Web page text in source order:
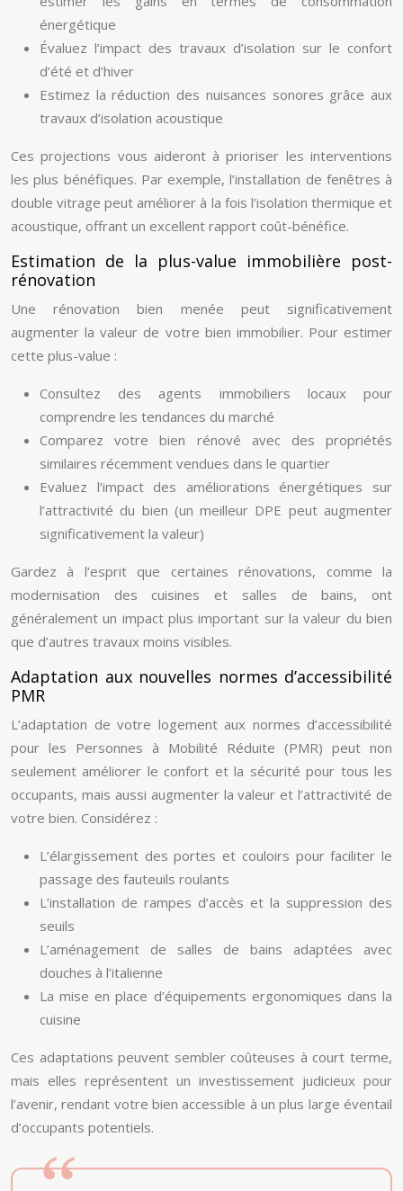
énergétique
Évaluez l’impact des travaux d’isolation sur le confort
d’été et d’hiver
Estimez la réduction des nuisances sonores grâce aux
travaux d’isolation acoustique
Ces projections vous aideront à prioriser les interventions
les plus bénéfiques. Par exemple, l’installation de fenêtres à
double vitrage peut améliorer à la fois l’isolation thermique et
acoustique, offrant un excellent rapport coût-bénéfice.
Estimation de la plus-value immobilière post-
rénovation
Une rénovation bien menée peut significativement
augmenter la valeur de votre bien immobilier. Pour estimer
cette plus-value :
Consultez des agents immobiliers locaux pour
comprendre les tendances du marché
Comparez votre bien rénové avec des propriétés
similaires récemment vendues dans le quartier
Evaluez l’impact des améliorations énergétiques sur
l’attractivité du bien (un meilleur DPE peut augmenter
significativement la valeur)
Gardez à l’esprit que certaines rénovations, comme la
modernisation des cuisines et salles de bains, ont
généralement un impact plus important sur la valeur du bien
que d’autres travaux moins visibles.
Adaptation aux nouvelles normes d’accessibilité
PMR
L’adaptation de votre logement aux normes d’accessibilité
pour les Personnes à Mobilité Réduite (PMR) peut non
seulement améliorer le confort et la sécurité pour tous les
occupants, mais aussi augmenter la valeur et l’attractivité de
votre bien. Considérez :
L’élargissement des portes et couloirs pour faciliter le
passage des fauteuils roulants
L’installation de rampes d’accès et la suppression des
seuils
L’aménagement de salles de bains adaptées avec
douches à l’italienne
La mise en place d’équipements ergonomiques dans la
cuisine
Ces adaptations peuvent sembler coûteuses à court terme,
mais elles représentent un investissement judicieux pour
l’avenir, rendant votre bien accessible à un plus large éventail
d’occupants potentiels.